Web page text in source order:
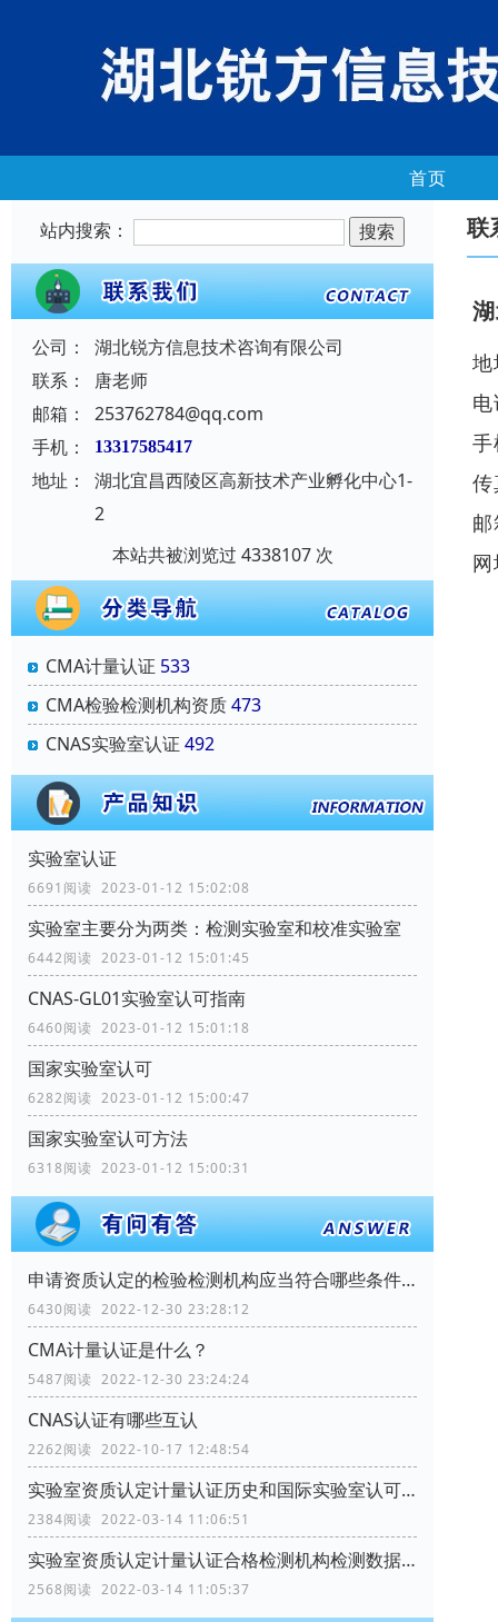
首页
站内搜索：
公司：
湖北锐方信息技术咨询有限公司
联系：
唐老师
邮箱：
253762784@qq.com
手机：
13317585417
地址：
湖北宜昌西陵区高新技术产业孵化中心1-
2
本站共被浏览过 4338107 次
CMA计量认证 533
CMA检验检测机构资质473
CNAS实验室认证 492
实验室认证
6691阅读 2023-01-12 15:02:08
实验室主要分为两类：检测实验室和校准实验室
6442阅读 2023-01-12 15:01:45
CNAS-GL01实验室认可指南
6460阅读 2023-01-12 15:01:18
国家实验室认可
6282阅读 2023-01-12 15:00:47
国家实验室认可方法
6318阅读 2023-01-12 15:00:31
申请资质认定的检验检测机构应当符合哪些条件？
6430阅读 2022-12-30 23:28:12
CMA计量认证是什么？
5487阅读 2022-12-30 23:24:24
CNAS认证有哪些互认
2262阅读 2022-10-17 12:48:54
实验室资质认定计量认证历史和国际实验室认可情况如何？
2384阅读 2022-03-14 11:06:51
实验室资质认定计量认证合格检测机构检测数据和结果用途是什么？
2568阅读 2022-03-14 11:05:37
联